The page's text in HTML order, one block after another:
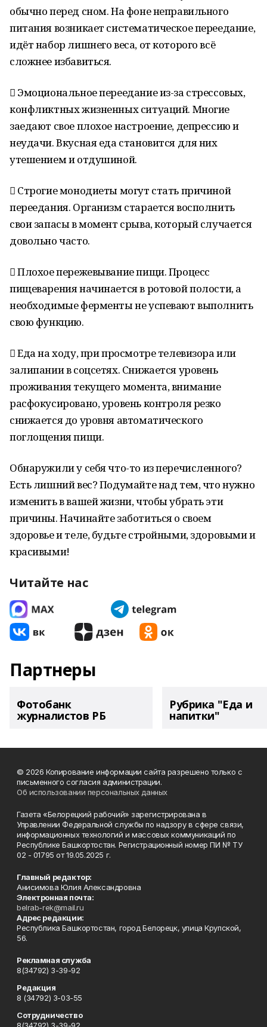
обычно перед сном. На фоне неправильного
питания возникает систематическое переедание,
идёт набор лишнего веса, от которого всё
сложнее избавиться.
 Эмоциональное переедание из-за стрессовых,
конфликтных жизненных ситуаций. Многие
заедают свое плохое настроение, депрессию и
неудачи. Вкусная еда становится для них
утешением и отдушиной.
 Строгие монодиеты могут стать причиной
переедания. Организм старается восполнить
свои запасы в момент срыва, который случается
довольно часто.
 Плохое пережевывание пищи. Процесс
пищеварения начинается в ротовой полости, а
необходимые ферменты не успевают выполнить
свою функцию.
 Еда на ходу, при просмотре телевизора или
залипании в соцсетях. Снижается уровень
проживания текущего момента, внимание
расфокусировано, уровень контроля резко
снижается до уровня автоматического
поглощения пищи.
Обнаружили у себя что-то из перечисленного?
Есть лишний вес? Подумайте над тем, что нужно
изменить в вашей жизни, чтобы убрать эти
причины. Начинайте заботиться о своем
здоровье и теле, будьте стройными, здоровыми и
красивыми!
Читайте нас
Партнеры
Фотобанк
журналистов РБ
Рубрика "Еда и
напитки"
© 2026 Копирование информации сайта разрешено только с
письменного согласия администрации.
Об использовании персональных данных
Газета «Белорецкий рабочий» зарегистрирована в
Управлении Федеральной службы по надзору в сфере связи,
информационных технологий и массовых коммуникаций по
Республике Башкортостан. Регистрационный номер ПИ № ТУ
02 - 01795 от 19.05.2025 г.
Главный редактор:
Анисимова Юлия Александровна
Электронная почта:
belrab-rek@mail.ru
Адрес редакции:
Республика Башкортостан, город Белорецк, улица Крупской,
56.
Рекламная служба
8(34792) 3-39-92
Редакция
8 (34792) 3-03-55
Сотрудничество